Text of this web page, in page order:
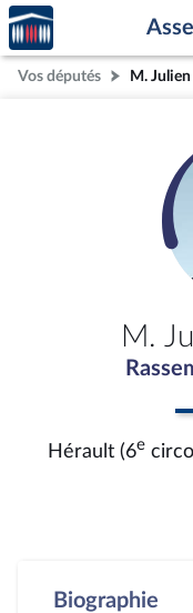
Aller au contenu
Aller en bas de la page
Accèder
à la
page
d'accueil
Vos députés
M.
Hérault (6e
Biographie